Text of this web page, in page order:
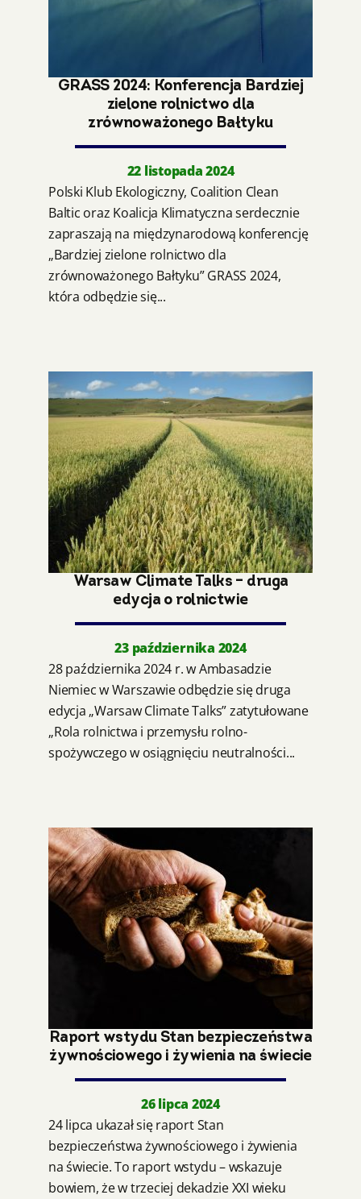
GRASS 2024: Konferencja Bardziej
zielone rolnictwo dla
zrównoważonego Bałtyku
22 listopada 2024
Polski Klub Ekologiczny, Coalition Clean
Baltic oraz Koalicja Klimatyczna serdecznie
zapraszają na międzynarodową konferencję
„Bardziej zielone rolnictwo dla
zrównoważonego Bałtyku” GRASS 2024,
która odbędzie się...
Warsaw Climate Talks – druga
edycja o rolnictwie
23 października 2024
28 października 2024 r. w Ambasadzie
Niemiec w Warszawie odbędzie się druga
edycja „Warsaw Climate Talks” zatytułowane
„Rola rolnictwa i przemysłu rolno-
spożywczego w osiągnięciu neutralności...
Raport wstydu Stan bezpieczeństwa
żywnościowego i żywienia na świecie
26 lipca 2024
24 lipca ukazał się raport Stan
bezpieczeństwa żywnościowego i żywienia
na świecie. To raport wstydu – wskazuje
bowiem, że w trzeciej dekadzie XXI wieku